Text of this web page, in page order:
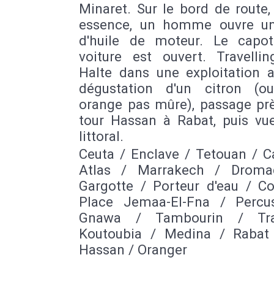
Minaret. Sur le bord de
essence, un homme ouvre
d'huile de moteur. Le
voiture est ouvert.
Halte dans une exploitation
dégustation d'un citron
orange pas mûre), passage
tour Hassan à Rabat, puis
littoral.
Ceuta / Enclave / Tetouan /
Atlas / Marrakech /
Gargotte / Porteur d'eau /
Place Jemaa-El-Fna /
Gnawa / Tambourin /
Koutoubia / Medina /
Hassan / Oranger